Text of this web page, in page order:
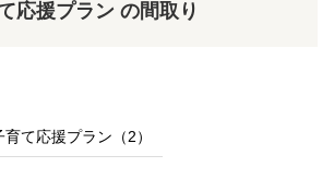
応援プラン の間取り
育て応援プラン（2）